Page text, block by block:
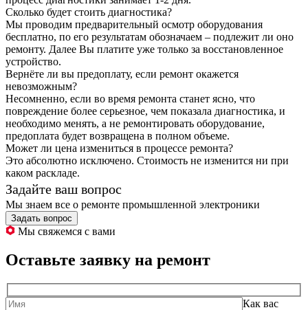
Сколько будет стоить диагностика?
Мы проводим предварительный осмотр оборудования
бесплатно, по его результатам обозначаем – подлежит ли оно
ремонту. Далее Вы платите уже только за восстановленное
устройство.
Вернёте ли вы предоплату, если ремонт окажется
невозможным?
Несомненно, если во время ремонта станет ясно, что
повреждение более серьезное, чем показала диагностика, и
необходимо менять, а не ремонтировать оборудование,
предоплата будет возвращена в полном объеме.
Может ли цена измениться в процессе ремонта?
Это абсолютно исключено. Стоимость не изменится ни при
каком раскладе.
Задайте ваш вопрос
Мы знаем все о ремонте промышленной электроники
Задать вопрос
Мы свяжемся с вами
Оставьте заявку на ремонт
Как вас